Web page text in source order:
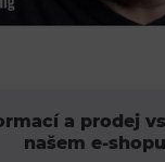
a prodej
našem e-